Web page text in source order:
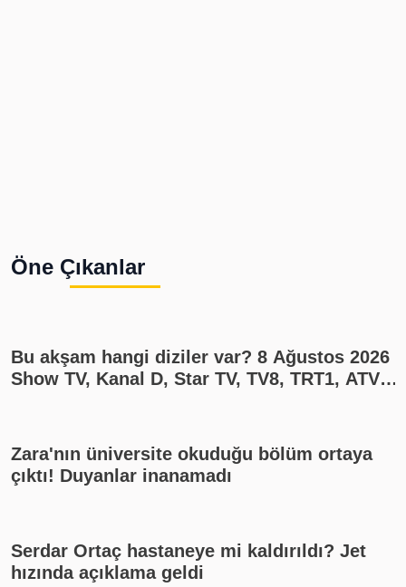
Öne Çıkanlar
Bu akşam hangi diziler var? 8 Ağustos 2026
Show TV, Kanal D, Star TV, TV8, TRT1, ATV
Zara'nın üniversite okuduğu bölüm ortaya
çıktı! Duyanlar inanamadı
Serdar Ortaç hastaneye mi kaldırıldı? Jet
hızında açıklama geldi